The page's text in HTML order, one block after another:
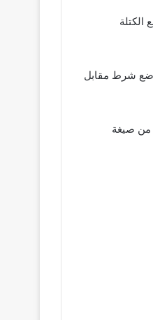
وضع شرط مقابل
من صيغة